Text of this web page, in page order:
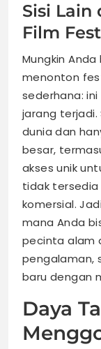
Sisi Lain
Film
Mungkin
menonton
sederhana:
jarang terjadi.
dunia dan
besar,
akses unik
tidak tersedia
komersial.
mana Anda
pecinta alam
pengalaman,
baru dengan
Daya